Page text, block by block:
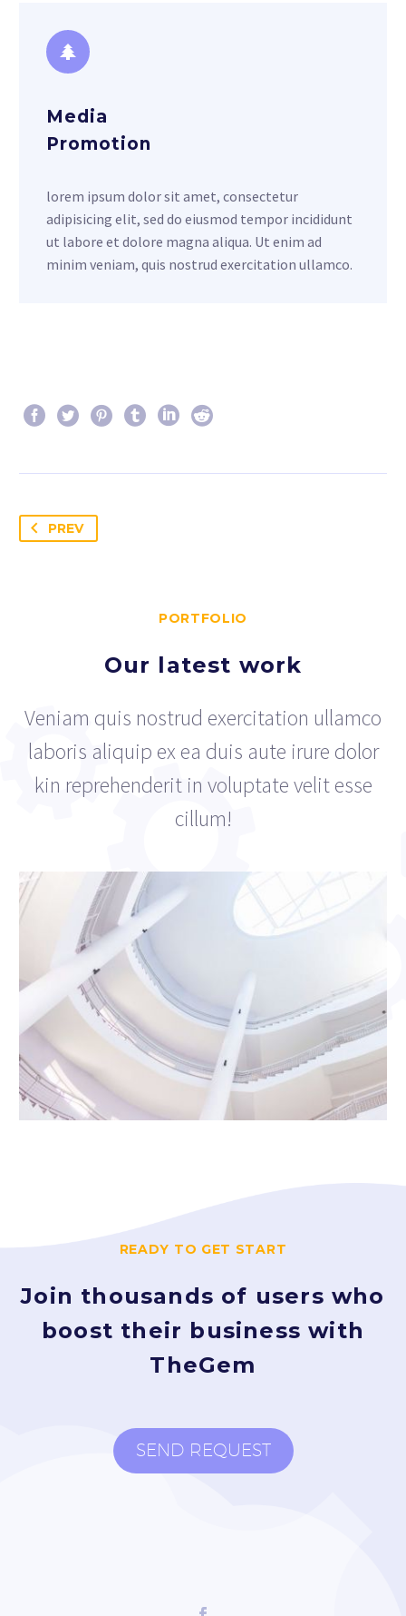
Media
Promotion
lorem ipsum dolor sit amet, consectetur
adipisicing elit, sed do eiusmod tempor incididunt
ut labore et dolore magna aliqua. Ut enim ad
minim veniam, quis nostrud exercitation ullamco.
PREV
PORTFOLIO
Our latest work
Veniam quis nostrud exercitation ullamco
laboris aliquip ex ea duis aute irure dolor
kin reprehenderit in voluptate velit esse
cillum!
READY TO GET START
Join thousands of users who
boost their business with
TheGem
SEND REQUEST